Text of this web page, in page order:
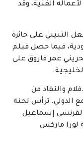
الفنية، وقد
الثبيتي على جائزة
فيما حصل فيلم
عمر فاروق على
والنقاد من
الدولي. ترأس لجنة
الفرنسي إسماعيل
لورا ماركس